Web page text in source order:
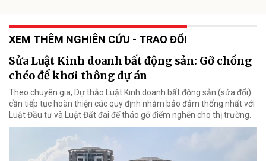
XEM THÊM NGHIÊN CỨU - TRAO ĐỔI
Sửa Luật Kinh doanh bất động sản: Gỡ chồng
chéo để khơi thông dự án
Theo chuyên gia, Dự thảo Luật Kinh doanh bất động sản (sửa đổi)
cần tiếp tục hoàn thiện các quy định nhằm bảo đảm thống nhất với
Luật Đầu tư và Luật Đất đai để tháo gỡ điểm nghẽn cho thị trường.